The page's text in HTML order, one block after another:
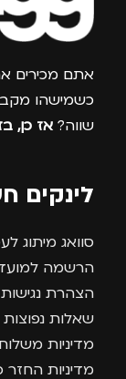
אתם מכירים
כשמישהו
שווה? אז כן,
לינקים
סוואג מיתוג
הרשמה
הצהרת נגישות
שאלות נפוצות
מדיניות
מדיניות החזר